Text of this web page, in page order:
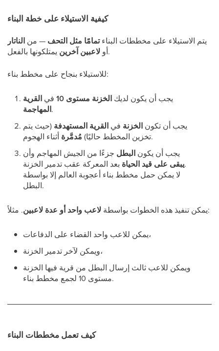
كيفية الاستيلاء على خطة البناء
يتم الاستيلاء على مخططات البناءتمامًا مثل التحف — من الناتار
أو لاعبين آخرين يمتلكونها بالفعل.
للاستيلاء بنجاح على مخطط بناء:
يجب أن يكون لديك الخزنة مستوى 10 في القرية
المهاجمة.
يجب أن تكون الخزنة في القرية المستهدفة (حيث يتم
تخزين المخطط حاليًا) مُدمَّرة
أثناء الهجوم.
يجب أن يكون البطل جزءًا من الجيش المهاجم وأن
يبقى على قيد الحياةبعد المعركة عقب تدمير الخزنة.
لا يمكن حمل مخطط بناء أعجوبة العالم إلا بواسطة
البطل.
يمكن تنفيذ هذه الخطوات بواسطة لاعب واحد أو عدة لاعبين . مثلاً:
يمكن للاعب واحد القضاء على الدفاعات،
ويمكن لآخر تدمير الخزنة،
ويمكن للاعب ثالث إرسال البطل من قرية فيها الخزنة
مستوى 10 لجمع مخطط بناء.
كيف تعمل مخططات البناء